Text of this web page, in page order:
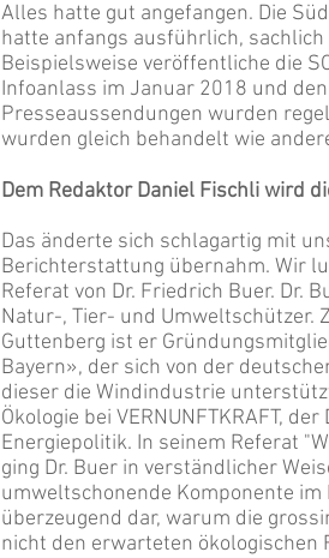
Alles hatte gut angefangen. Die
hatte anfangs ausführlich,
Beispielsweise veröffentliche die
Infoanlass im Januar 2018 und
Presseaussendungen wurden
wurden gleich behandelt wie
Dem Redaktor Daniel Fischli wird
Das änderte sich schlagartig mit
Berichterstattung übernahm. Wir
Referat von Dr. Friedrich Buer. Dr.
Natur-, Tier- und Umweltschützer.
Guttenberg ist er
Bayern», der sich von der
dieser die Windindustrie
Ökologie bei VERNUNFTKRAFT,
Energiepolitik. In seinem Referat
ging Dr. Buer in verständlicher
umweltschonende Komponente
überzeugend dar, warum die
nicht den erwarteten